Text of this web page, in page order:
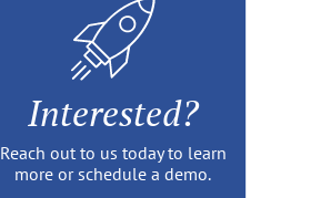
Interested?
Reach out to us today to learn
more or schedule a demo.